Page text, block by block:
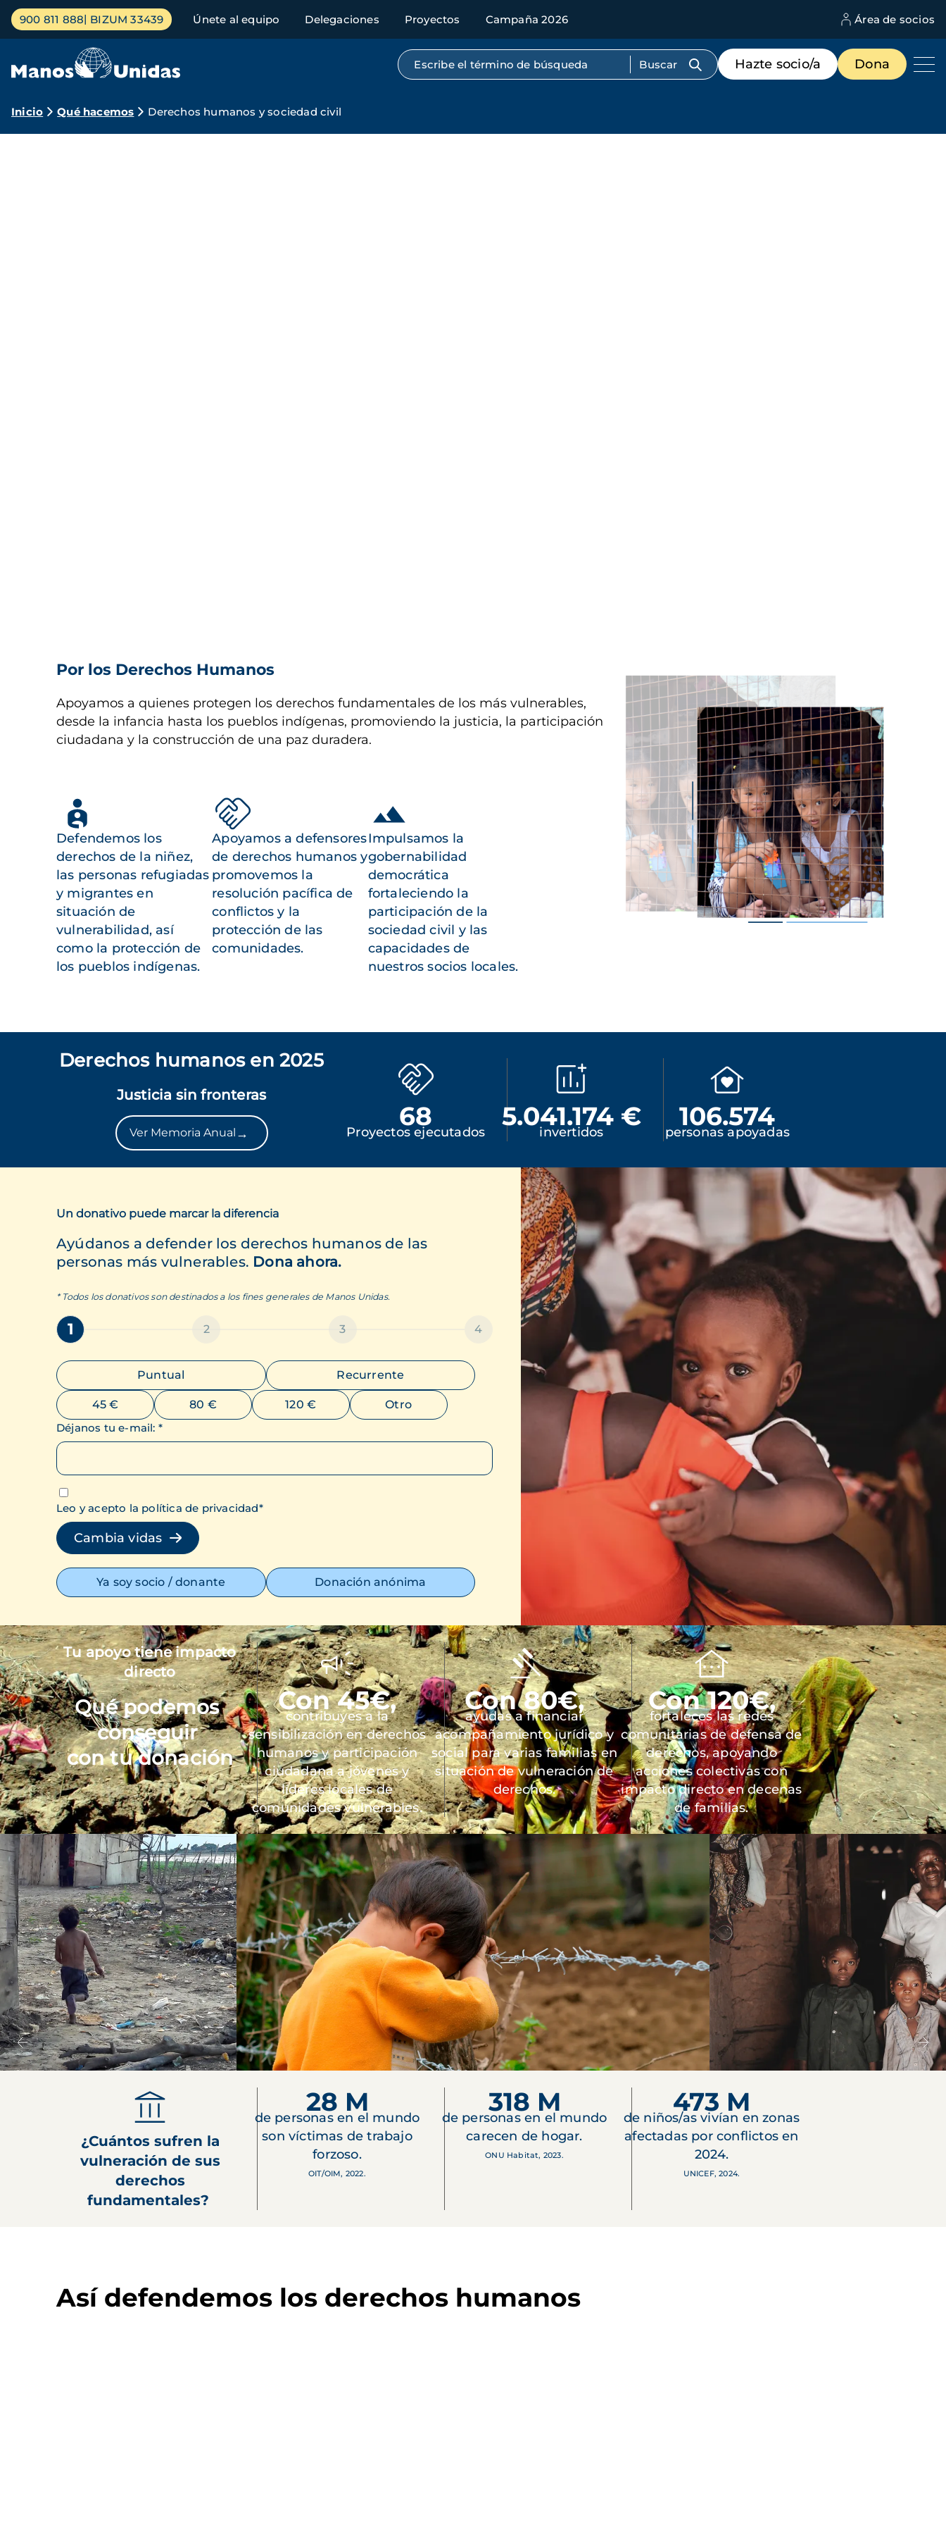
Pasar
contenido
Menú
principal
900 811 888 BIZUM 33439 Únete al equipo Delegaciones Proyectos Campaña 2026 Área de socios
Búsqueda por texto completo
Menú
de
destacados
Hazte socio/a Dona
Ruta
Inicio Qué hacemos Derechos humanos y sociedad civil
Por los Derechos Humanos
Apoyamos a quienes protegen los derechos fundamentales de los más vulnerables,
desde la infancia hasta los pueblos indígenas, promoviendo la justicia, la participación
ciudadana y la construcción de una paz duradera.
Defendemos los
derechos de la niñez,
las personas refugiadas
y migrantes en
situación de
vulnerabilidad, así
como la protección de
los pueblos indígenas.
Apoyamos a defensores
de derechos humanos y
promovemos la
resolución pacífica de
conflictos y la
protección de las
comunidades.
Impulsamos la
gobernabilidad
democrática
fortaleciendo la
participación de la
sociedad civil y las
capacidades de
nuestros socios locales.
Imagen
Derechos humanos en 2025
Justicia sin fronteras
Ver Memoria Anual →
68
Proyectos ejecutados
5.041.174 €
invertidos
106.574
personas apoyadas
Un donativo puede marcar la diferencia
Ayúdanos a defender los derechos humanos de las
personas más vulnerables. Dona ahora.
* Todos los donativos son destinados a los fines generales de Manos Unidas.
1 2 3 4
Puntual Recurrente
45 € 80 € 120 €
Otro
Déjanos tu e-mail: *
Leo y acepto la política de privacidad*
Cambia vidas
Ya soy socio / donante Donación anónima
Imagen
Tu apoyo tiene impacto
directo
Qué podemos
conseguir
con tu donación
Con 45€,
contribuyes a la
sensibilización en derechos
humanos y participación
ciudadana a jóvenes y
líderes locales de
comunidades vulnerables.
Con 80€,
ayudas a financiar
acompañamiento jurídico y
social para varias familias en
situación de vulneración de
derechos.
Con 120€,
fortaleces las redes
comunitarias de defensa de
derechos, apoyando
acciones colectivas con
impacto directo en decenas
de familias.
¿Cuántos sufren la
vulneración de sus
derechos
fundamentales?
28 M
de personas en el mundo
son víctimas de trabajo
forzoso.
OIT/OIM, 2022.
318 M
de personas en el mundo
carecen de hogar.
ONU Habitat, 2023.
473 M
de niños/as vivían en zonas
afectadas por conflictos en
2024.
UNICEF, 2024.
Así defendemos los derechos humanos